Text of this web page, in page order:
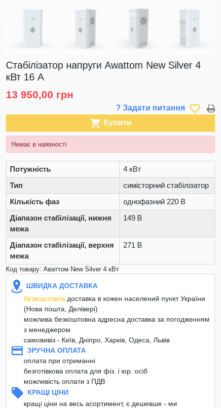
Стабілізатор напруги Awattom New Silver 4
кВт 16 А
13 950,00 грн
? Задати питання favorite_border
 Купити
Немає в наявності
Потужність
4 кВт
Тип
симісторний стабілізатор
Кількість фаз
однофазний 220 В
Діапазон стабілізації, нижня
межа
149 В
Діапазон стабілізації, верхня
межа
271 В
Код товару: Аваттом New Silver 4 кВт
ШВИДКА ДОСТАВКА
безкоштовна доставка в кожен населений пункт України
(Нова пошта, Делівері)
можлива безкоштовна адресна доставка за погодженням
з менеджером
самовивіз - Київ, Дніпро, Харків, Одеса, Львів
ЗРУЧНА ОПЛАТА
оплата при отриманні
безготівкова оплата для фіз. і юр. осіб
можливість оплати з ПДВ
КРАЩІ ЦІНИ
кращі ціни на весь асортимент, є дешевше - ми